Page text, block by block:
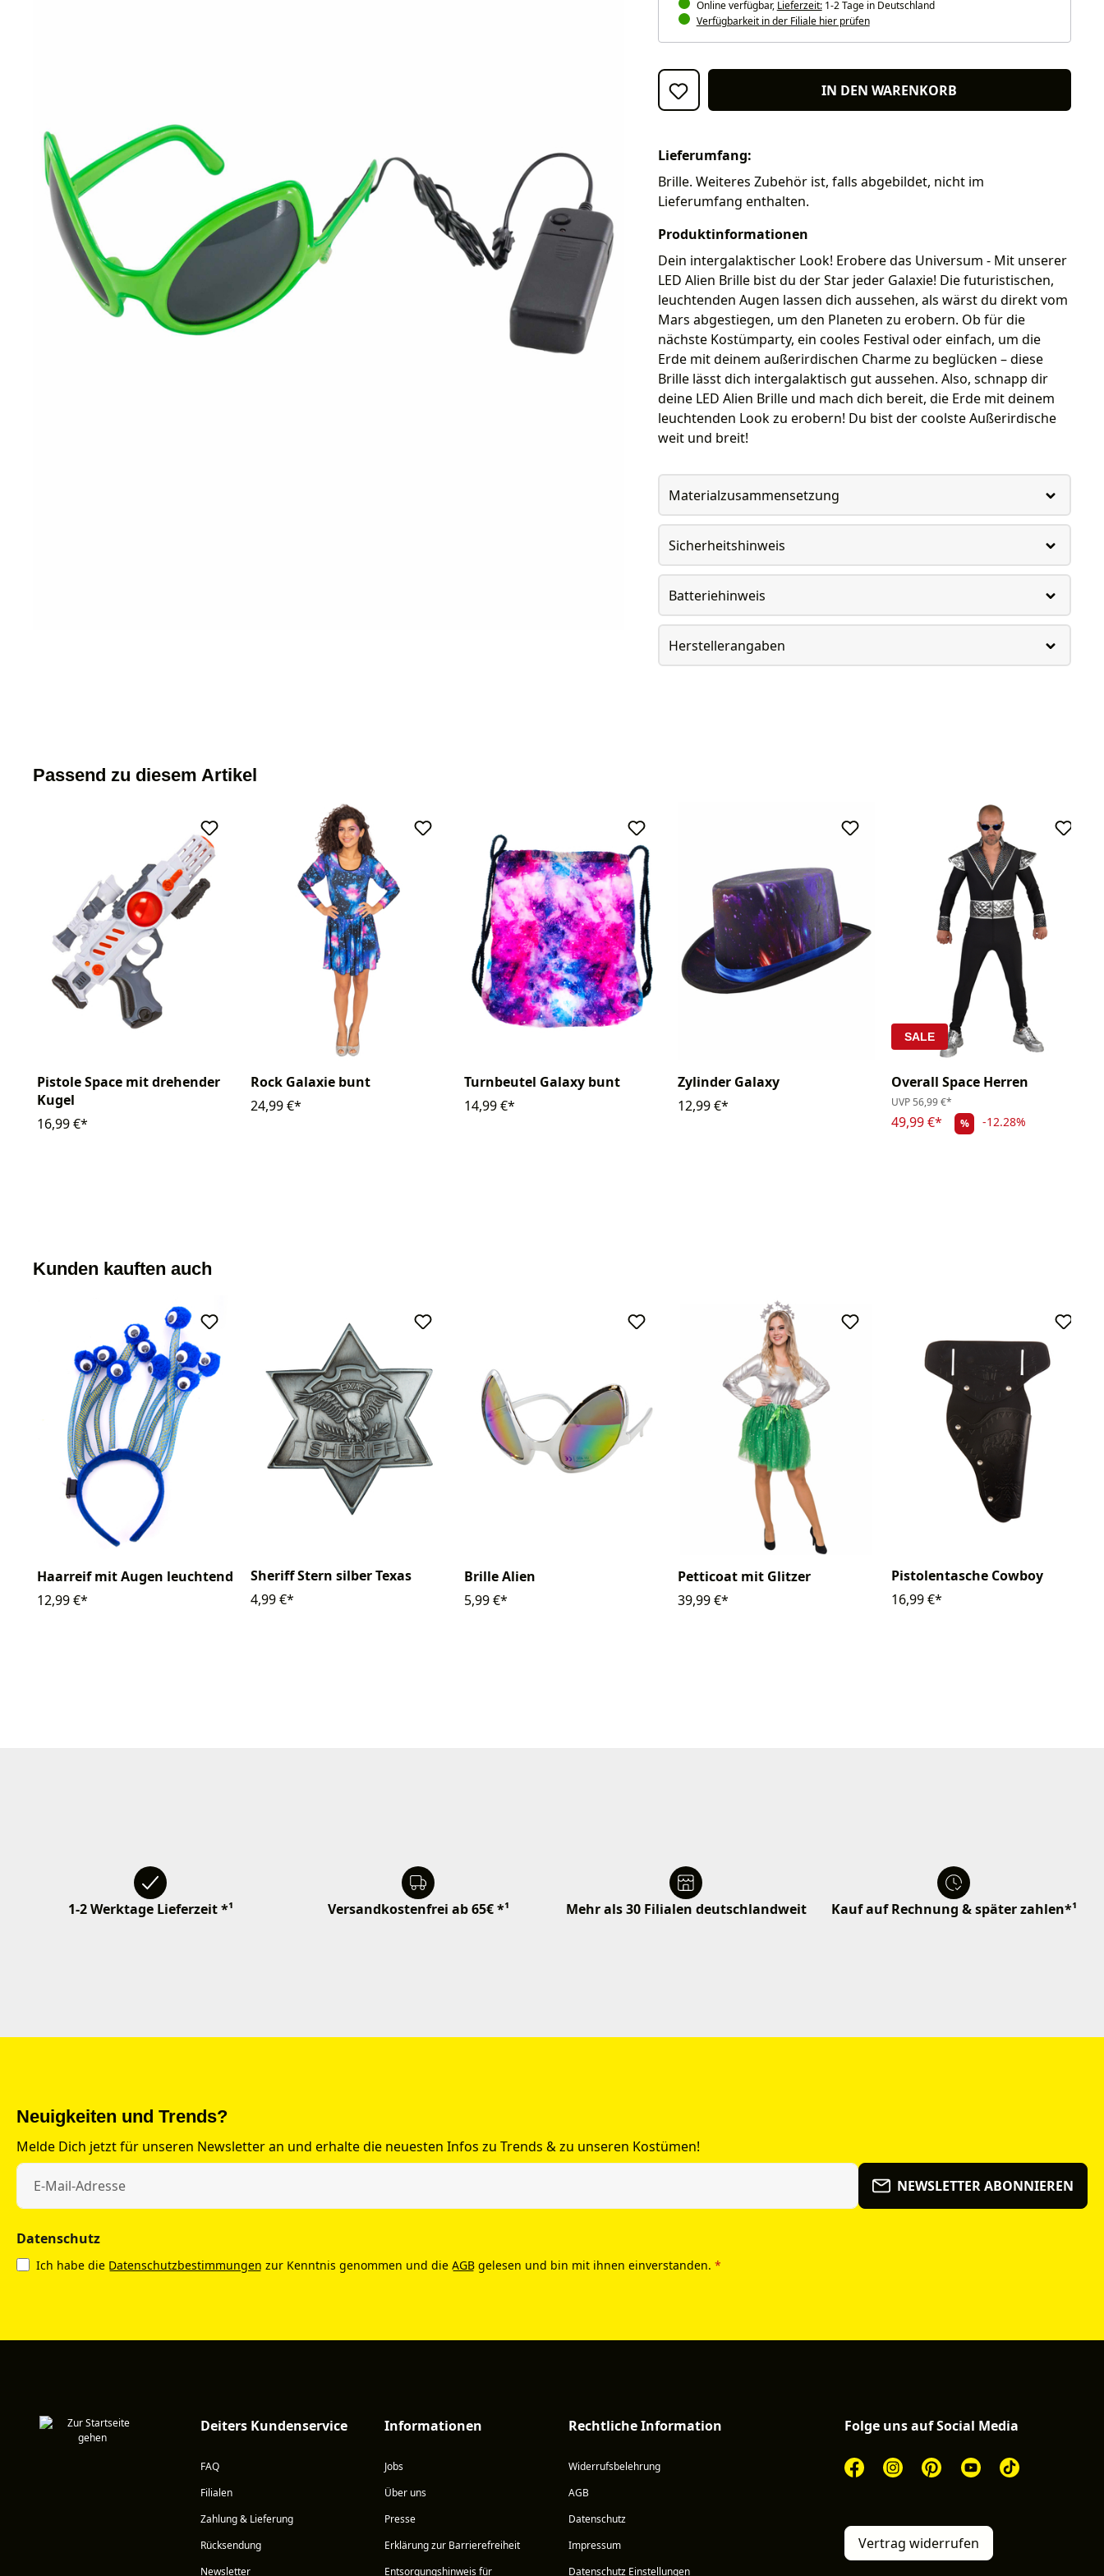
Online verfügbar, Lieferzeit:1-2 Tage in Deutschland
Verfügbarkeit in der Filiale hier prüfen
IN DEN WARENKORB
Lieferumfang:
Brille. Weiteres Zubehör ist, falls abgebildet, nicht im
Lieferumfang enthalten.
Produktinformationen
Dein intergalaktischer Look! Erobere das Universum - Mit unserer
LED Alien Brille bist du der Star jeder Galaxie! Die futuristischen,
leuchtenden Augen lassen dich aussehen, als wärst du direkt vom
Mars abgestiegen, um den Planeten zu erobern. Ob für die
nächste Kostümparty, ein cooles Festival oder einfach, um die
Erde mit deinem außerirdischen Charme zu beglücken – diese
Brille lässt dich intergalaktisch gut aussehen. Also, schnapp dir
deine LED Alien Brille und mach dich bereit, die Erde mit deinem
leuchtenden Look zu erobern! Du bist der coolste Außerirdische
weit und breit!
Materialzusammensetzung
Sicherheitshinweis
Batteriehinweis
Herstellerangaben
Passend zu diesem Artikel
Pistole Space mit drehender
Kugel
16,99 €*
Rock Galaxie bunt
24,99 €*
Turnbeutel Galaxy bunt
14,99 €*
Zylinder Galaxy
12,99 €*
SALE
Overall Space Herren
UVP 56,99 €*
49,99 €* % -12.28%
Kunden kauften auch
Haarreif mit Augen leuchtend
12,99 €*
Sheriff Stern silber Texas
4,99 €*
Brille Alien
5,99 €*
Petticoat mit Glitzer
39,99 €*
Pistolentasche Cowboy
16,99 €*
1-2 Werktage Lieferzeit *¹ Versandkostenfrei ab 65€ *¹ Mehr als 30 Filialen deutschlandweit Kauf auf Rechnung & später zahlen*¹
Neuigkeiten und Trends?
Melde Dich jetzt für unseren Newsletter an und erhalte die neuesten Infos zu Trends & zu unseren Kostümen!
NEWSLETTER ABONNIEREN
Datenschutz
Ich habe die Datenschutzbestimmungen zur Kenntnis genommen und die AGB gelesen und bin mit ihnen einverstanden. *
Deiters Kundenservice
FAQ
Filialen
Zahlung & Lieferung
Rücksendung
Newsletter
Informationen
Jobs
Über uns
Presse
Erklärung zur Barrierefreiheit
Entsorgungshinweis für
Rechtliche Information
Widerrufsbelehrung
AGB
Datenschutz
Impressum
Datenschutz Einstellungen
Folge uns auf Social Media
Vertrag widerrufen